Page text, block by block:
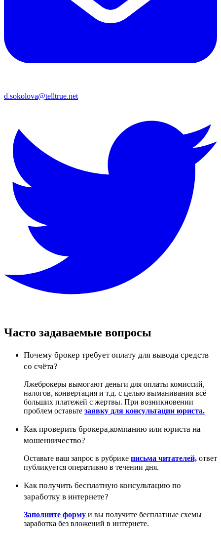
d.sokolova@telltrue.net
Часто задаваемые вопросы
Почему брокер требует оплату для вывода средств
со счёта?
Лжеброкеры вымогают деньги для оплаты комиссий,
налогов, конвертация и т.д. с целью выманивания всё
больших платежей с жертвы. При возникновении
проблем оставьте заявку для консультации юриста.
Как проверить брокера,компанию или юриста на
мошенничество?
Оставьте ваш запрос в рубрике письма читателей, ответ
публикуется оперативно в течении дня.
Как получить бесплатную консультацию по
заработку в интернете?
Заполните форму и вы получите бесплатные схемы
заработка без вложений в интернете.